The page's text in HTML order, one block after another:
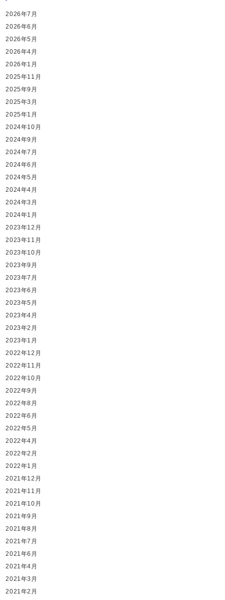
2026年7月
2026年6月
2026年5月
2026年4月
2026年1月
2025年11月
2025年9月
2025年3月
2025年1月
2024年10月
2024年9月
2024年7月
2024年6月
2024年5月
2024年4月
2024年3月
2024年1月
2023年12月
2023年11月
2023年10月
2023年9月
2023年7月
2023年6月
2023年5月
2023年4月
2023年2月
2023年1月
2022年12月
2022年11月
2022年10月
2022年9月
2022年8月
2022年6月
2022年5月
2022年4月
2022年2月
2022年1月
2021年12月
2021年11月
2021年10月
2021年9月
2021年8月
2021年7月
2021年6月
2021年4月
2021年3月
2021年2月